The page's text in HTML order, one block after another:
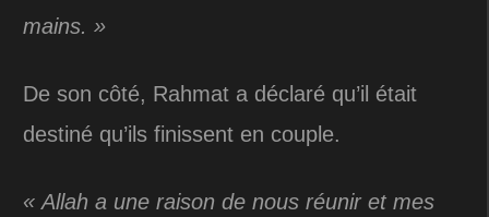
mains. »
De son côté, Rahmat a déclaré qu’il était
destiné qu’ils finissent en couple.
« Allah a une raison de nous réunir et mes